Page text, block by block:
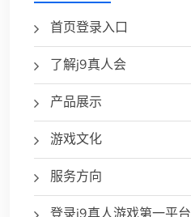
首页登录入口
了解j9真人会
产品展示
游戏文化
服务方向